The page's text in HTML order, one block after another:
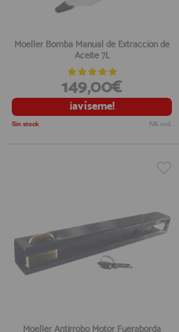
Moeller Bomba Manual de Extracción de
Aceite 7L
149,00€
¡avíseme!
Sin stock IVA incl.